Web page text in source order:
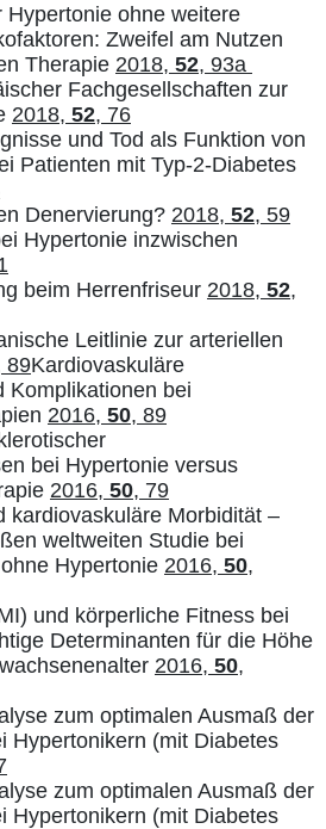
Hypertonie ohne weitere
Zweifel am Nutzen
Therapie 2018, 52, 93a
Fachgesellschaften zur
2018, 52, 76
und Tod als Funktion von
Patienten mit Typ-2-Diabetes
Denervierung? 2018, 52, 59
Hypertonie inzwischen
beim Herrenfriseur 2018, 52,
Leitlinie zur arteriellen
89Kardiovaskuläre
Komplikationen bei
2016, 50, 89
bei Hypertonie versus
2016, 50, 79
kardiovaskuläre Morbidität –
weltweiten Studie bei
Hypertonie 2016, 50,
und körperliche Fitness bei
Determinanten für die Höhe
2016, 50,
zum optimalen Ausmaß der
Hypertonikern (mit Diabetes
zum optimalen Ausmaß der
Hypertonikern (mit Diabetes